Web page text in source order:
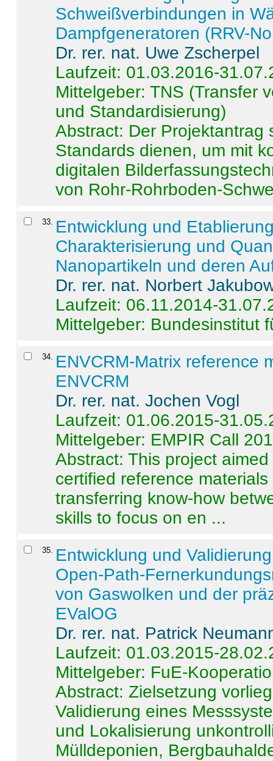
Schweißverbindungen in
Dampfgeneratoren (RRV-
Dr. rer. nat. Uwe Zscherpel
Laufzeit: 01.03.2016-
Mittelgeber: TNS (Transfer
und Standardisierung)
Abstract: Der Projektantrag
Standards dienen, um mit
digitalen
von Rohr-Rohrboden-
33. Entwicklung und
Charakterisierung und
Nanopartikeln und deren
Dr. rer. nat. Norbert
Laufzeit: 06.11.2014-
Mittelgeber: Bundesinstitut
34. ENVCRM-Matrix reference
ENVCRM
Dr. rer. nat. Jochen Vogl
Laufzeit: 01.06.2015-
Mittelgeber: EMPIR Call
Abstract:This project
certified reference
transferring know-how
skills to focus on en ...
35. Entwicklung und
Open-Path-
von Gaswolken und der
EValOG
Dr. rer. nat. Patrick
Laufzeit: 01.03.2015-
Mittelgeber: FuE-
Abstract:Zielsetzung
Validierung eines
und Lokalisierung
Mülldeponien,